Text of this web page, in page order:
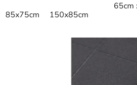
85x75cm 150x85cm
65cm